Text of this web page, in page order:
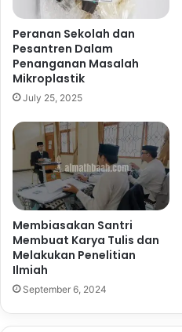
Peranan Sekolah dan
Pesantren Dalam
Penanganan Masalah
Mikroplastik
July 25, 2025
Membiasakan Santri
Membuat Karya Tulis dan
Melakukan Penelitian
Ilmiah
September 6, 2024